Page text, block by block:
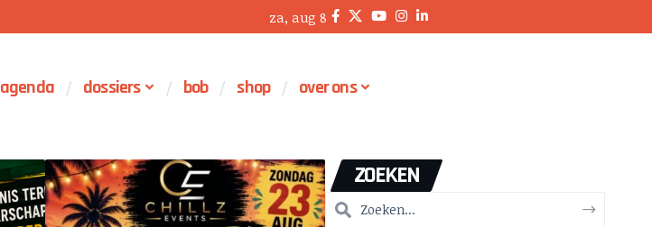
za, aug 8
agenda dossiers bob shop over ons
ZOEKEN